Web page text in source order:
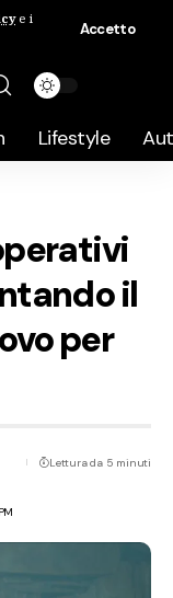
e i
Accetto
Lifestyle
il
per
Lettura da 5 minuti